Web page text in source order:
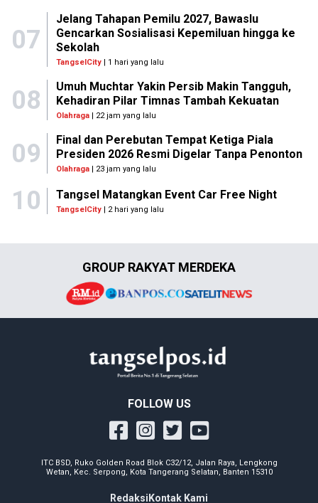
07
Jelang Tahapan Pemilu 2027, Bawaslu
Gencarkan Sosialisasi Kepemiluan hingga ke
Sekolah
TangselCity| 1 hari yang lalu
08
Umuh Muchtar Yakin Persib Makin Tangguh,
Kehadiran Pilar Timnas Tambah Kekuatan
Olahraga| 22 jam yang lalu
09
Final dan Perebutan Tempat Ketiga Piala
Presiden 2026 Resmi Digelar Tanpa Penonton
Olahraga| 23 jam yang lalu
10 Tangsel Matangkan Event Car Free Night
TangselCity | 2 hari yang lalu
GROUP RAKYAT MERDEKA
FOLLOW US
ITC BSD, Ruko Golden Road Blok C32/12, Jalan Raya, Lengkong
Wetan, Kec. Serpong, Kota Tangerang Selatan, Banten 15310
Redaksi Kontak Kami